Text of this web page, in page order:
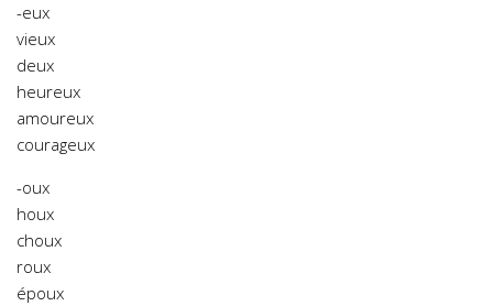
-eux
vieux
deux
heureux
amoureux
courageux
-oux
houx
choux
roux
époux